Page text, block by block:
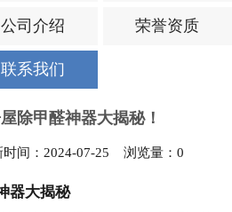
公司介绍 荣誉资质
联系我们
除甲醛神器大揭秘！
间：2024-07-25 浏览量： 0
器大揭秘